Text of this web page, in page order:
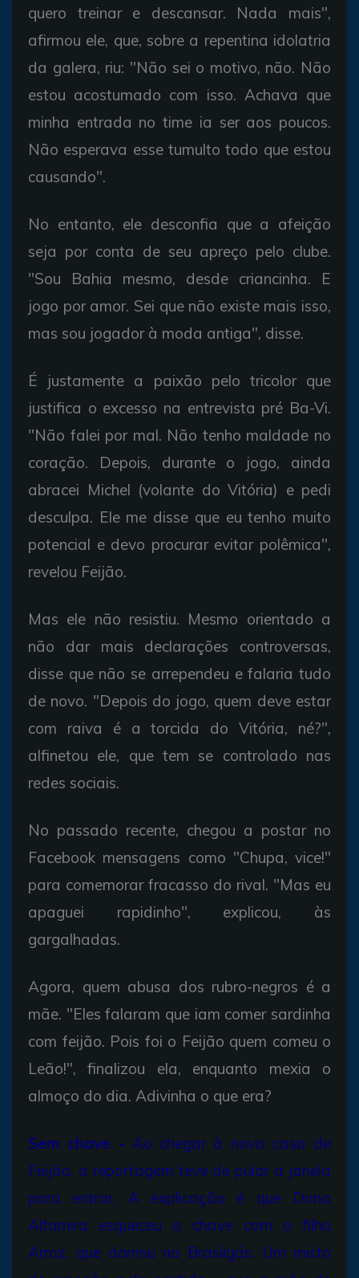
quero treinar e descansar. Nada mais",
afirmou ele, que, sobre a repentina idolatria
da galera, riu: "Não sei o motivo, não. Não
estou acostumado com isso. Achava que
minha entrada no time ia ser aos poucos.
Não esperava esse tumulto todo que estou
causando".
No entanto, ele desconfia que a afeição
seja por conta de seu apreço pelo clube.
"Sou Bahia mesmo, desde criancinha. E
jogo por amor. Sei que não existe mais isso,
mas sou jogador à moda antiga", disse.
É justamente a paixão pelo tricolor que
justifica o excesso na entrevista pré Ba-Vi.
"Não falei por mal. Não tenho maldade no
coração. Depois, durante o jogo, ainda
abracei Michel (volante do Vitória) e pedi
desculpa. Ele me disse que eu tenho muito
potencial e devo procurar evitar polêmica",
revelou Feijão.
Mas ele não resistiu. Mesmo orientado a
não dar mais declarações controversas,
disse que não se arrependeu e falaria tudo
de novo. "Depois do jogo, quem deve estar
com raiva é a torcida do Vitória, né?",
alfinetou ele, que tem se controlado nas
redes sociais.
No passado recente, chegou a postar no
Facebook mensagens como "Chupa, vice!"
para comemorar fracasso do rival. "Mas eu
apaguei rapidinho", explicou, às
gargalhadas.
Agora, quem abusa dos rubro-negros é a
mãe. "Eles falaram que iam comer sardinha
com feijão. Pois foi o Feijão quem comeu o
Leão!", finalizou ela, enquanto mexia o
almoço do dia. Adivinha o que era?
Sem chave - Ao chegar à nova casa de
Feijão, a reportagem teve de pular a janela
para entrar. A explicação é que Dona
Altamira esqueceu a chave com o filho
Arroz, que dormiu na Brasilgás. Um misto